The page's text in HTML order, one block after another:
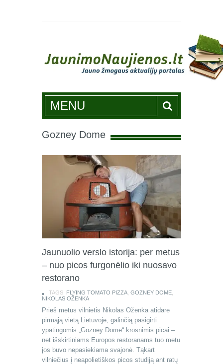
Jaunimonaujienos.lt
MENU
Gozney Dome
Jaunuolio verslo istorija: per metus
– nuo picos furgonėlio iki nuosavo
restorano
TAGS: FLYING TOMATO PIZZA GOZNEY DOME
NIKOLAS OŽENKA
Prieš metus vilnietis Nikolas Oženka atidarė
pirmąją vietą Lietuvoje, galinčią pasigirti
ypatingomis „Gozney Dome“ krosnimis picai –
net išskirtiniams Europos restoranams tuo metu
jos buvo nepasiekiama svajonė. Tąkart
vilniečius į neapolietiškos picos studiją ant ratų